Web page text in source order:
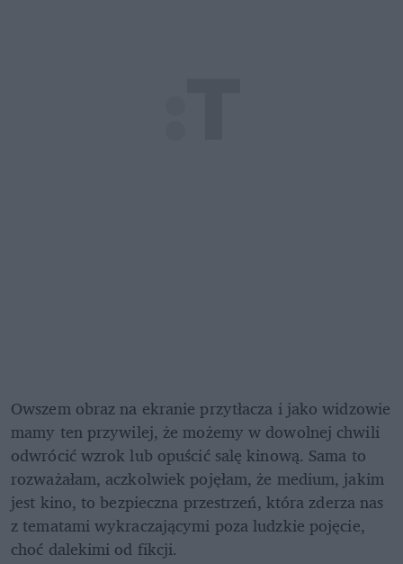
Owszem obraz na ekranie przytłacza i jako widzowie
mamy ten przywilej, że możemy w dowolnej chwili
odwrócić wzrok lub opuścić salę kinową. Sama to
rozważałam, aczkolwiek pojęłam, że medium, jakim
jest kino, to bezpieczna przestrzeń, która zderza nas
z tematami wykraczającymi poza ludzkie pojęcie,
choć dalekimi od fikcji.